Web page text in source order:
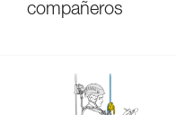
compañeros